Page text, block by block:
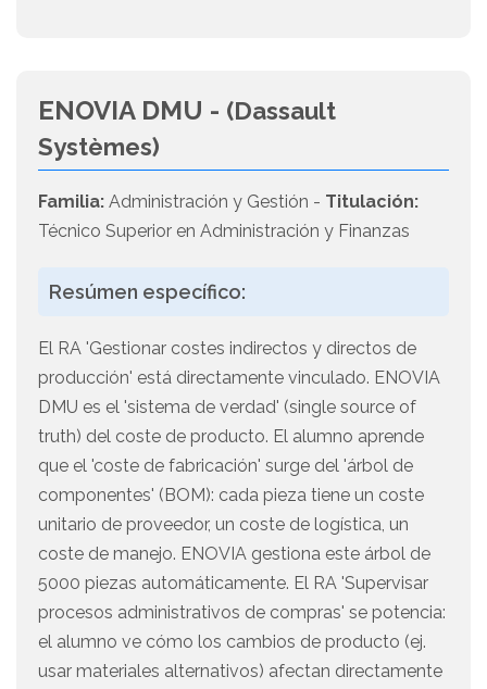
ENOVIA DMU - (Dassault
Systèmes)
Familia: Administración y Gestión - Titulación:
Técnico Superior en Administración y Finanzas
Resúmen específico:
El RA 'Gestionar costes indirectos y directos de
producción' está directamente vinculado. ENOVIA
DMU es el 'sistema de verdad' (single source of
truth) del coste de producto. El alumno aprende
que el 'coste de fabricación' surge del 'árbol de
componentes' (BOM): cada pieza tiene un coste
unitario de proveedor, un coste de logística, un
coste de manejo. ENOVIA gestiona este árbol de
5000 piezas automáticamente. El RA 'Supervisar
procesos administrativos de compras' se potencia:
el alumno ve cómo los cambios de producto (ej.
usar materiales alternativos) afectan directamente